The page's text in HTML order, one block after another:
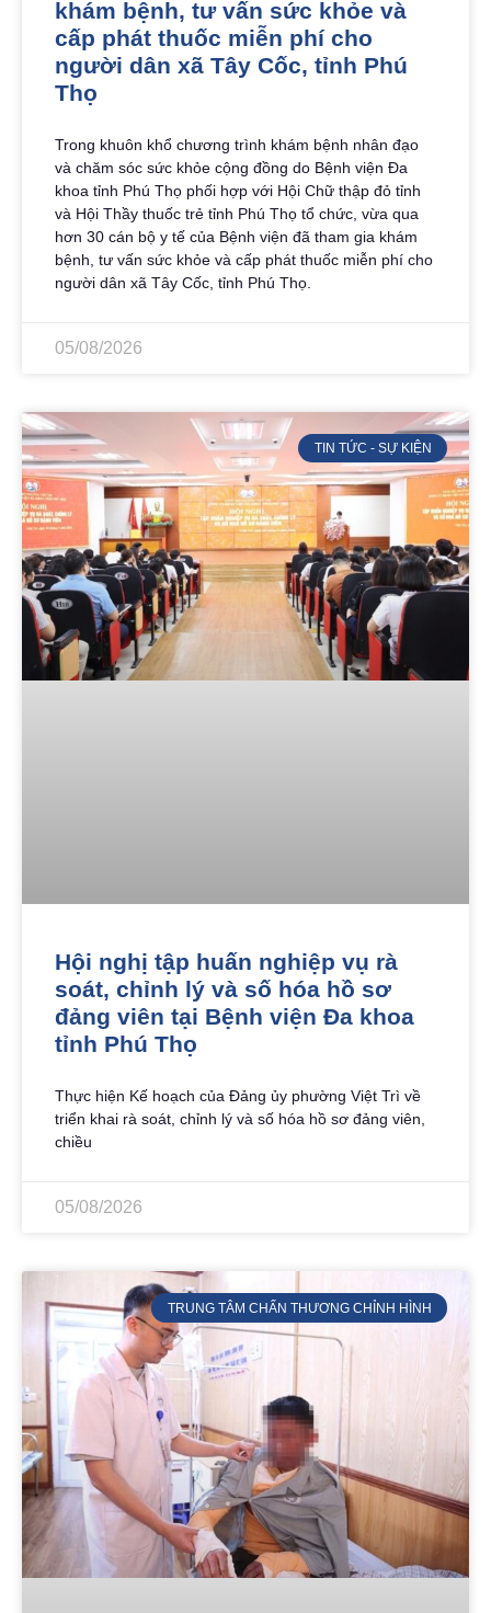
khám bệnh, tư vấn sức khỏe và
cấp phát thuốc miễn phí cho
người dân xã Tây Cốc, tỉnh Phú
Thọ
Trong khuôn khổ chương trình khám bệnh nhân đạo
và chăm sóc sức khỏe cộng đồng do Bệnh viện Đa
khoa tỉnh Phú Thọ phối hợp với Hội Chữ thập đỏ tỉnh
và Hội Thầy thuốc trẻ tỉnh Phú Thọ tổ chức, vừa qua
hơn 30 cán bộ y tế của Bệnh viện đã tham gia khám
bệnh, tư vấn sức khỏe và cấp phát thuốc miễn phí cho
người dân xã Tây Cốc, tỉnh Phú Thọ.
05/08/2026
TIN TỨC - SỰ KIỆN
Hội nghị tập huấn nghiệp vụ rà
soát, chỉnh lý và số hóa hồ sơ
đảng viên tại Bệnh viện Đa khoa
tỉnh Phú Thọ
Thực hiện Kế hoạch của Đảng ủy phường Việt Trì về
triển khai rà soát, chỉnh lý và số hóa hồ sơ đảng viên,
chiều
05/08/2026
TRUNG TÂM CHẤN THƯƠNG CHỈNH HÌNH